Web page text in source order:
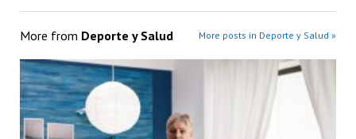
More from Deporte y Salud More posts in Deporte y Salud »